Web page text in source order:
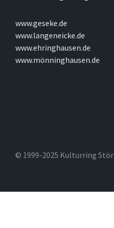
www.geseke.de
www.langeneicke.de
www.ehringhausen.de
www.mönninghausen.de
© 1999-2025 Kulturring